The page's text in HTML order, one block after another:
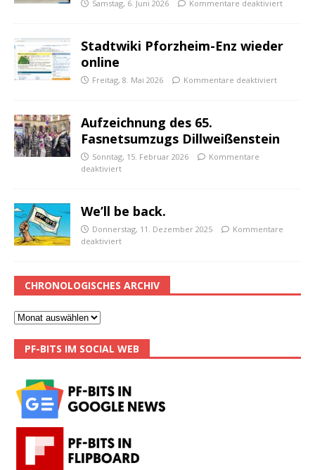
Samstag, 6. Juni 2026 Kommentare deaktiviert
Stadtwiki Pforzheim-Enz wieder
online
Freitag, 8. Mai 2026 Kommentare deaktiviert
Aufzeichnung des 65.
Fasnetsumzugs Dillweißenstein
Sonntag, 15. Februar 2026
Kommentare
deaktiviert
We’ll be back.
Donnerstag, 11. Dezember 2025
Kommentare
deaktiviert
CHRONOLOGISCHES ARCHIV
PF-BITS IM SOCIAL WEB